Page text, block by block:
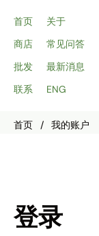
首页
关于
商店
常见问答
批发
最新消息
联系
ENG
首页 / 我的账户
登录